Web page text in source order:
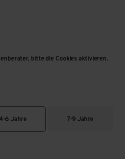
bitte die Cookies aktivieren.
6 Jahre 7-9 Jahre